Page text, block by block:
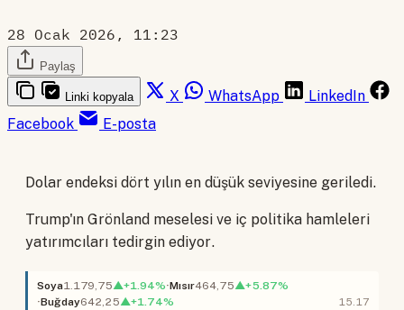
28 Ocak 2026, 11:23
Paylaş
Linki kopyala X WhatsApp
LinkedIn
Facebook
E-posta
Dolar endeksi dört yılın en düşük seviyesine geriledi.
Trump'ın Grönland meselesi ve iç politika hamleleri
yatırımcıları tedirgin ediyor.
Soya1.179,75▲+1.94% Mısır464,75▲+5.87%
Buğday642,25▲+1.74% 15.17